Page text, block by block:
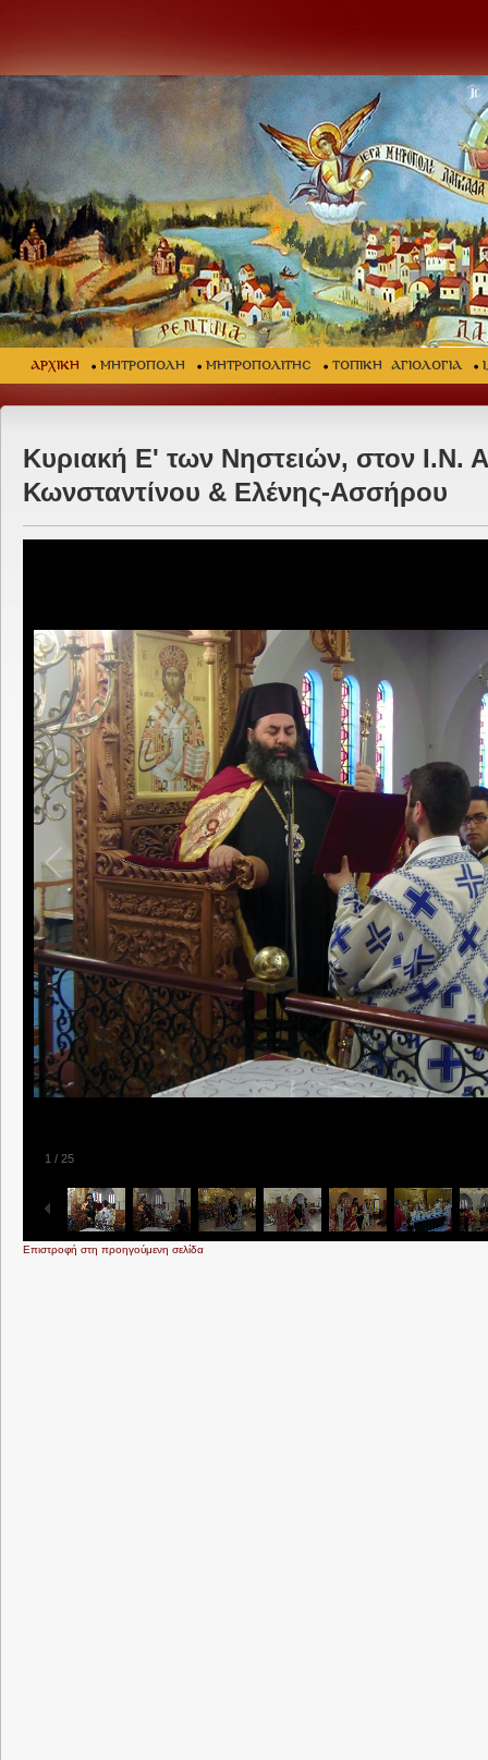
ΑΡΧΙΚΗ ΜΗΤΡΟΠΟΛΗ ΜΗΤΡΟΠΟΛΙΤΗΣ ΤΟΠΙΚΗ ΑΓΙΟΛΟΓΙΑ
Κυριακή Ε' των Νηστειών, στον Ι.Ν.
Κωνσταντίνου & Ελένης-Ασσήρου
1 / 25
Επιστροφή στη προηγούμενη σελίδα